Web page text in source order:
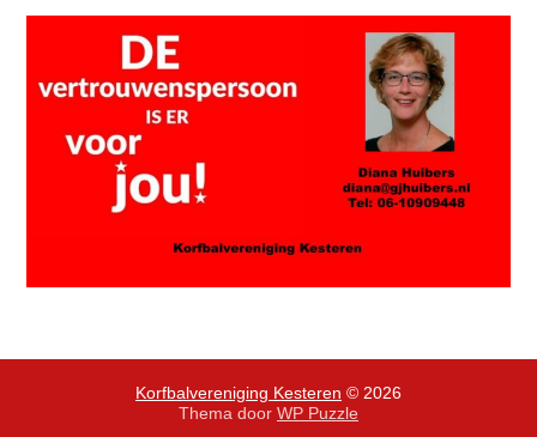
Korfbalvereniging Kesteren © 2026
Thema door WP Puzzle